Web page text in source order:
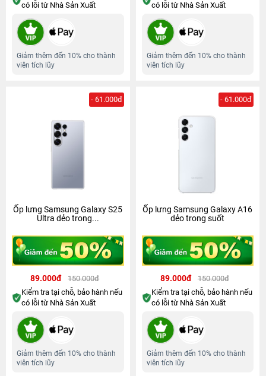
có lỗi từ Nhà Sản Xuất
Giảm thêm đến 10% cho thành
viên tích lũy
có lỗi từ Nhà Sản Xuất
Giảm thêm đến 10% cho thành
viên tích lũy
- 61.000đ
Ốp lưng Samsung Galaxy S25
Ultra dẻo trong...
89.000đ
150.000đ
Kiểm tra tại chỗ, bảo hành nếu
có lỗi từ Nhà Sản Xuất
Giảm thêm đến 10% cho thành
viên tích lũy
- 61.000đ
Ốp lưng Samsung Galaxy A16
dẻo trong suốt
89.000đ
150.000đ
Kiểm tra tại chỗ, bảo hành nếu
có lỗi từ Nhà Sản Xuất
Giảm thêm đến 10% cho thành
viên tích lũy